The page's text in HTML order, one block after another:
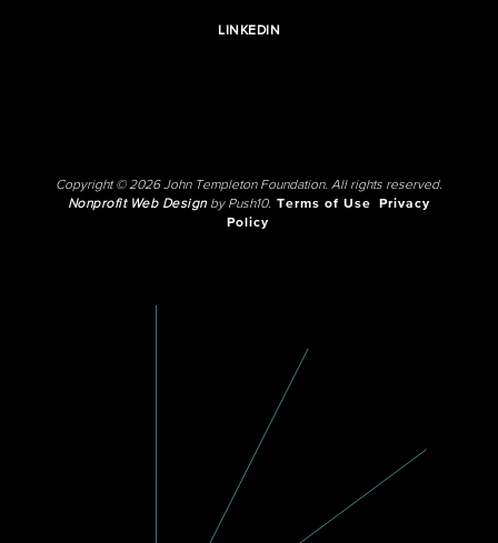
LINKEDIN
Copyright © 2026 John Templeton Foundation. All rights reserved.
Nonprofit Web Designby Push10. Terms of Use
Privacy
Policy